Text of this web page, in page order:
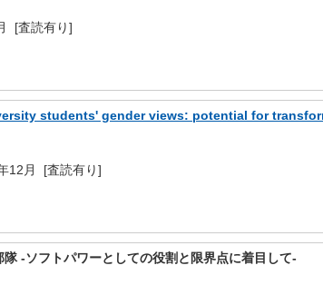
[査読有り]
students' gender views: potential for
12月 [査読有り]
‐ソフトパワーとしての役割と限界点に着目して‐